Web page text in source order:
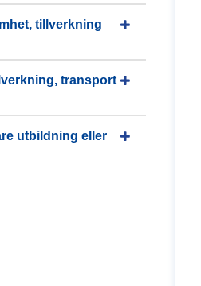
tillverkning
transport
utbildning eller